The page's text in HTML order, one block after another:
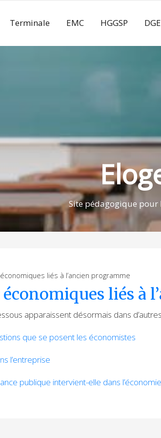
Terminale EMC HGGSP
Site pédagogique pour
liés à l’ancien programme
liés à
apparaissent désormais dans
que se posent les économistes
l’entreprise
publique intervient-elle dans